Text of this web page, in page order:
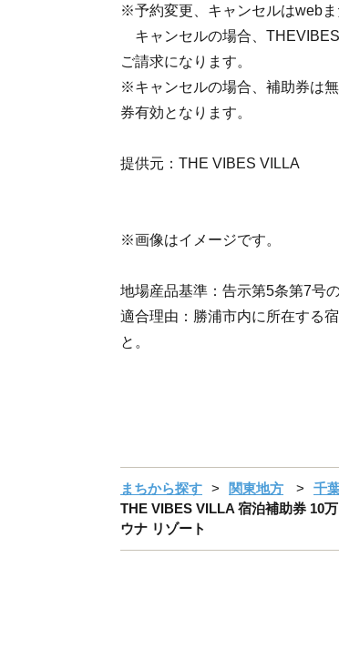
※予約変更、キャンセルはwebま
キャンセルの場合、
ご請求になります。
※キャンセルの場合、補助券は
券有効となります。
提供元：THE VIBES VILLA
※画像はイメージです。
地場産品基準：告示第5条第7号
適合理由：勝浦市内に所在する
と。
まちから探す 関東地方 千
THE VIBES VILLA 宿泊補助券 10
ウナ リゾート